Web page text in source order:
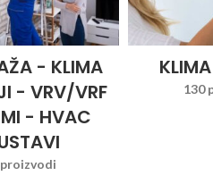
- KLIMA
- VRV/VRF
- HVAC
130